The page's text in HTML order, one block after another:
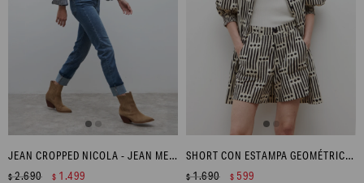
JEAN CROPPED NICOLA - JEAN MEDIO
$2.690 $ 1.499
SHORT CON ESTAMPA GEOMÉTRICA - NEGRO
$1.690 $ 599